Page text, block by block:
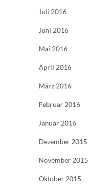
Juli 2016
Juni 2016
Mai 2016
April 2016
März 2016
Februar 2016
Januar 2016
Dezember 2015
November 2015
Oktober 2015